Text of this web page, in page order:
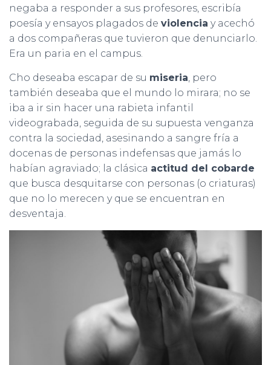
negaba a responder a sus profesores, escribía
poesía y ensayos plagados de violencia y acechó
a dos compañeras que tuvieron que denunciarlo.
Era un paria en el campus.
Cho deseaba escapar de su miseria, pero
también deseaba que el mundo lo mirara; no se
iba a ir sin hacer una rabieta infantil
videograbada, seguida de su supuesta venganza
contra la sociedad, asesinando a sangre fría a
docenas de personas indefensas que jamás lo
habían agraviado; la clásica actitud del cobarde
que busca desquitarse con personas (o criaturas)
que no lo merecen y que se encuentran en
desventaja.